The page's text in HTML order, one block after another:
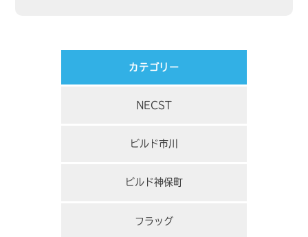
カテゴリー
NECST
ビルド市川
ビルド神保町
フラッグ